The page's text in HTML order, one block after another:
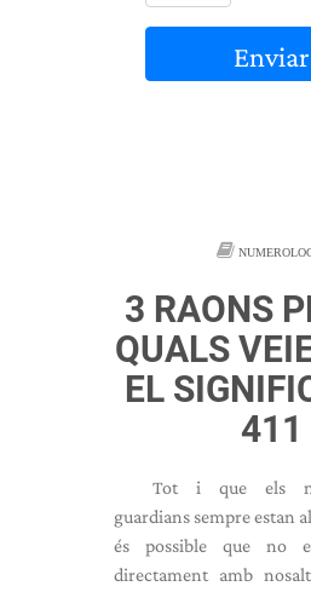
Enviar
3 RAONS
QUALS
EL
411
Tot i que els
guardians sempre estan
és possible que no
directament amb